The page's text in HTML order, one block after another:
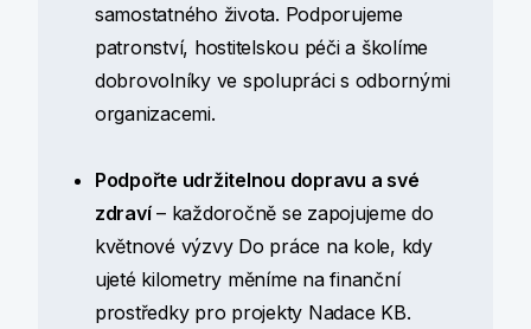
samostatného života. Podporujeme
patronství, hostitelskou péči a školíme
dobrovolníky ve spolupráci s odbornými
organizacemi.
Podpořte udržitelnou dopravu a své
zdraví– každoročně se zapojujeme do
květnové výzvy Do práce na kole, kdy
ujeté kilometry měníme na finanční
prostředky pro projekty Nadace KB.